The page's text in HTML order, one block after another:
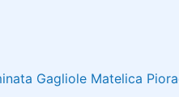
Gagliole Matelica